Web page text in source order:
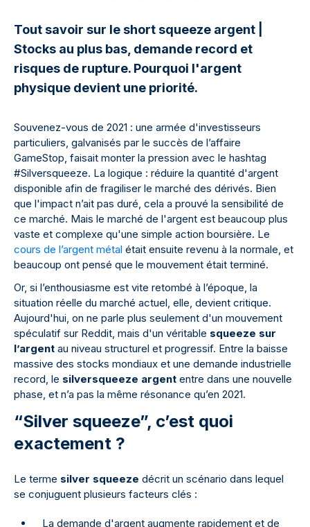
Tout savoir sur le short squeeze argent |
Stocks au plus bas, demande record et
risques de rupture. Pourquoi l'argent
physique devient une priorité.
Souvenez-vous de 2021 : une armée d'investisseurs
particuliers, galvanisés par le succès de l’affaire
GameStop, faisait monter la pression avec le hashtag
#Silversqueeze. La logique : réduire la quantité d'argent
disponible afin de fragiliser le marché des dérivés. Bien
que l'impact n’ait pas duré, cela a prouvé la sensibilité de
ce marché. Mais le marché de l'argent est beaucoup plus
vaste et complexe qu'une simple action boursière. Le
cours de l’argent métal était ensuite revenu à la normale, et
beaucoup ont pensé que le mouvement était terminé.
Or, si l’enthousiasme est vite retombé à l’époque, la
situation réelle du marché actuel, elle, devient critique.
Aujourd'hui, on ne parle plus seulement d'un mouvement
spéculatif sur Reddit, mais d'un véritable squeeze sur
l’argent au niveau structurel et progressif. Entre la baisse
massive des stocks mondiaux et une demande industrielle
record, le silversqueeze argent entre dans une nouvelle
phase, et n’a pas la même résonance qu’en 2021.
“Silver squeeze”, c’est quoi
exactement ?
Le terme silver squeeze décrit un scénario dans lequel
se conjuguent plusieurs facteurs clés :
La demande d'argent augmente rapidement et de